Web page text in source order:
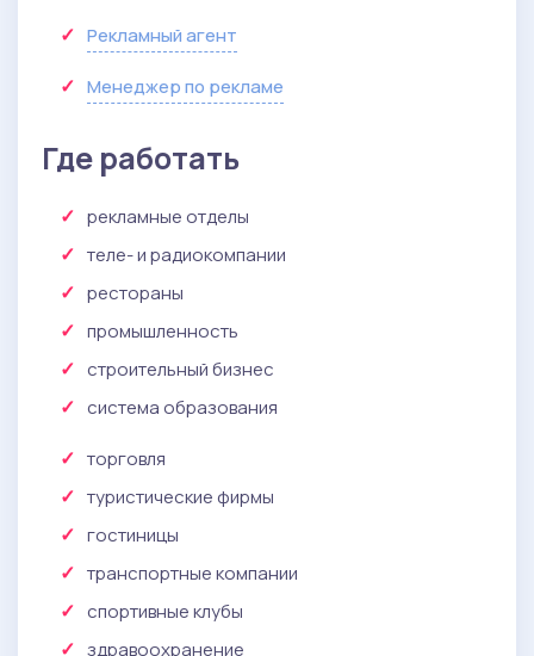
Рекламный агент
Менеджер по рекламе
Где работать
рекламные отделы
теле- и радиокомпании
рестораны
промышленность
строительный бизнес
система образования
торговля
туристические фирмы
гостиницы
транспортные компании
спортивные клубы
здравоохранение